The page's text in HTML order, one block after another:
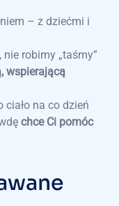
– z dziećmi i
, nie robimy „taśmy”
wspierającą
na co dzień
chce Ci pomóc